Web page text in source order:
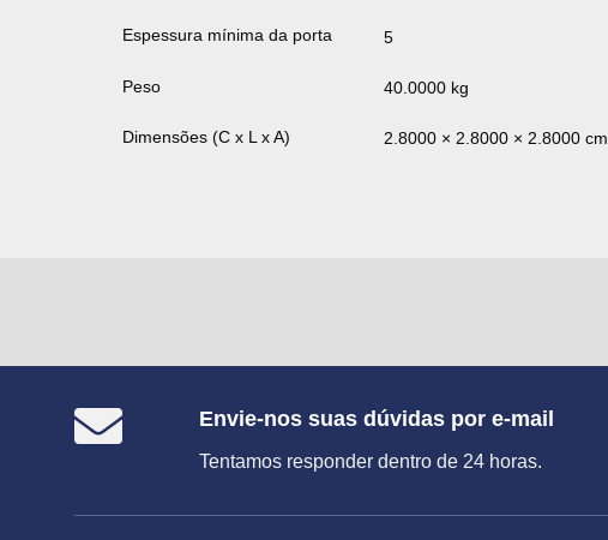
Espessura mínima da porta 5
Peso 40.0000 kg
Dimensões (C x L x A) 2.8000 × 2.8000 × 2.8000 cm
Envie-nos suas dúvidas por e-mail
Tentamos responder dentro de 24 horas.